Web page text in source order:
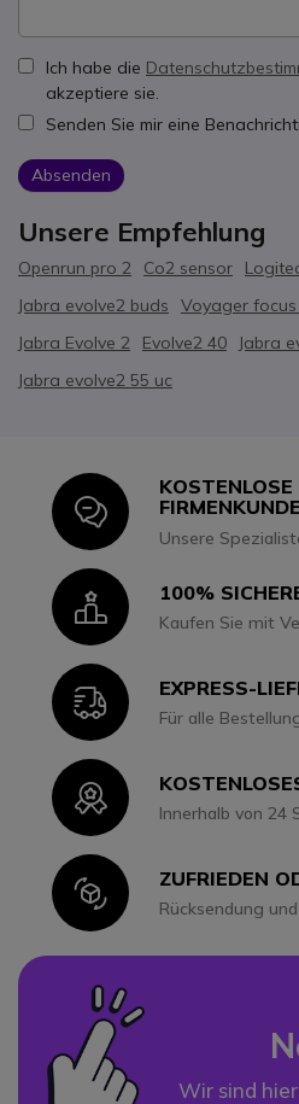
Ich habe die
akzeptiere sie.
Senden Sie mir eine
Absenden
Unsere Empfehlung
Openrun pro 2 Co2 sensor
Jabra evolve2 buds
Voyager
Jabra Evolve 2
Evolve2 40
Jabra
Jabra evolve2 55 uc
Icon
KOSTENLOSE
Unsere
Icon100%
Kaufen Sie mit
IconEXPRESS-
Für alle
IconInnerhalb von 24
IconZUFRIEDEN
Rücksendung
Wir sind